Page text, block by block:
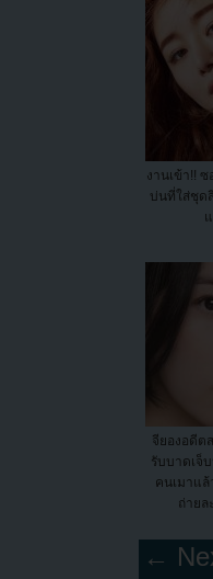
งานเข้า!!
บ่นที่ใส่ชุด
จียองอดีต
รับบาดเจ็
คนเมาแ
ถ่ายล
←